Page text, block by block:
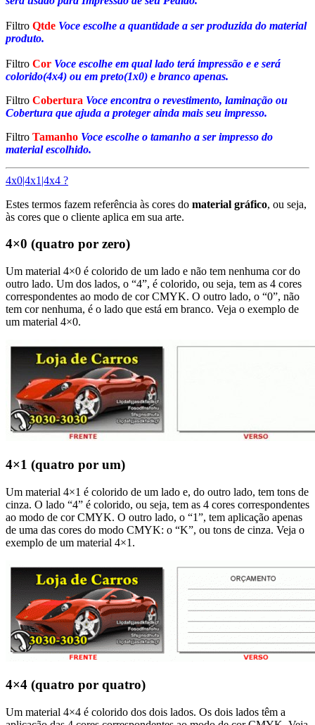
Filtro Qtde Voce escolhe a quantidade a ser produzida do material
produto.
Filtro Cor Voce escolhe em qual lado terá impressão e e será
colorido(4x4) ou em preto(1x0) e branco apenas.
Filtro Cobertura Voce encontra o revestimento, laminação ou
Cobertura que ajuda a proteger ainda mais seu impresso.
Filtro Tamanho Voce escolhe o tamanho a ser impresso do
material escolhido.
4x0|4x1|4x4 ?
Estes termos fazem referência às cores do material gráfico, ou seja,
às cores que o cliente aplica em sua arte.
4×0 (quatro por zero)
Um material 4×0 é colorido de um lado e não tem nenhuma cor do
outro lado. Um dos lados, o “4”, é colorido, ou seja, tem as 4 cores
correspondentes ao modo de cor CMYK. O outro lado, o “0”, não
tem cor nenhuma, é o lado que está em branco. Veja o exemplo de
um material 4×0.
4×1 (quatro por um)
Um material 4×1 é colorido de um lado e, do outro lado, tem tons de
cinza. O lado “4” é colorido, ou seja, tem as 4 cores correspondentes
ao modo de cor CMYK. O outro lado, o “1”, tem aplicação apenas
de uma das cores do modo CMYK: o “K”, ou tons de cinza. Veja o
exemplo de um material 4×1.
4×4 (quatro por quatro)
Um material 4×4 é colorido dos dois lados. Os dois lados têm a